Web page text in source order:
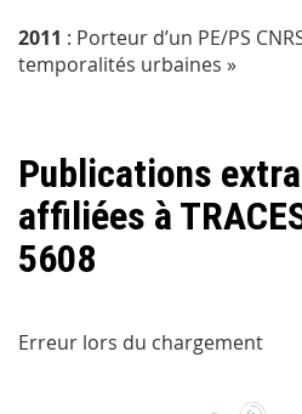
2011 : Porteur d’un PE/PS
temporalités urbaines »
Publications
affiliées à
5608
Erreur lors du chargement